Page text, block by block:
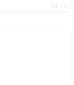
ポチップ